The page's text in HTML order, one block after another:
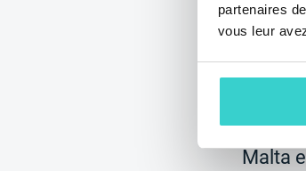
partenaires
vous leur
En
Malta